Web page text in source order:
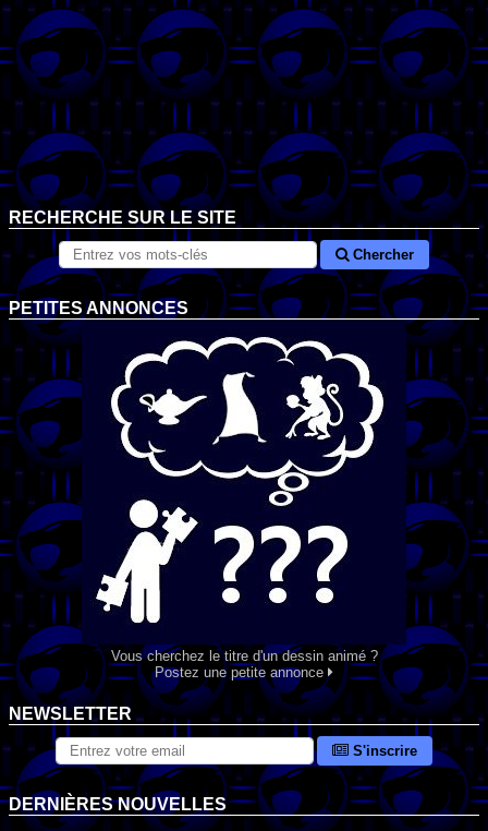
RECHERCHE SUR LE SITE
Chercher
PETITES ANNONCES
Vous cherchez le titre d'un dessin animé ?
Postez une petite annonce
NEWSLETTER
S'inscrire
DERNIÈRES NOUVELLES